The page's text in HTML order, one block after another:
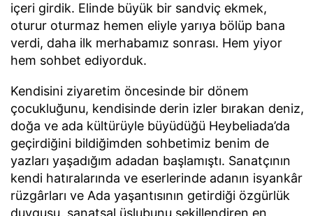
içeri girdik. Elinde büyük bir sandviç ekmek,
oturur oturmaz hemen eliyle yarıya bölüp bana
verdi, daha ilk merhabamız sonrası. Hem yiyor
hem sohbet ediyorduk.
Kendisini ziyaretim öncesinde bir dönem
çocukluğunu, kendisinde derin izler bırakan deniz,
doğa ve ada kültürüyle büyüdüğü Heybeliada’da
geçirdiğini bildiğimden sohbetimiz benim de
yazları yaşadığım adadan başlamıştı. Sanatçının
kendi hatıralarında ve eserlerinde adanın isyankâr
rüzgârları ve Ada yaşantısının getirdiği özgürlük
duygusu, sanatsal üslubunu şekillendiren en